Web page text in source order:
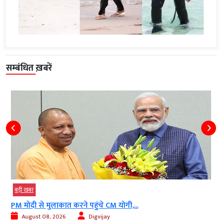
सम्बंधित ख़बरें
बड़ी खबर
PM मोदी से मुलाकात करने पहुंचे CM योगी,...
August 08, 2026 Digvijay